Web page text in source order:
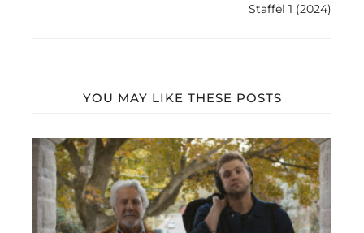
Staffel 1 (2024)
YOU MAY LIKE THESE POSTS